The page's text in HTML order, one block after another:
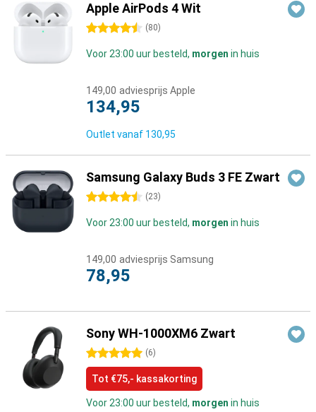
Apple AirPods 4 Wit
4.5 sterren (80)
Voor 23:00 uur besteld, morgen in huis
149,00 adviesprijs Apple
134,95
Outlet vanaf 130,95
Samsung Galaxy Buds 3 FE Zwart
4.5 sterren (23)
Voor 23:00 uur besteld, morgen in huis
149,00 adviesprijs Samsung
78,95
Sony WH-1000XM6 Zwart
5 sterren (6)
Tot €75,- kassakorting
Voor 23:00 uur besteld, morgen in huis